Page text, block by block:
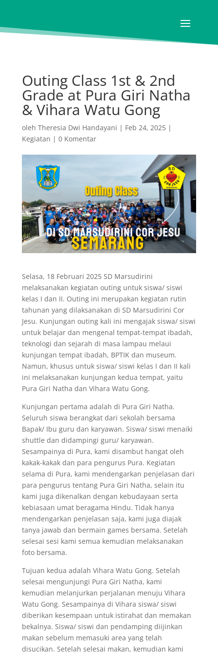
Outing Class 1st & 2nd
Grade at Pura Giri Natha
& Vihara Watu Gong
oleh Theresia Dwi Handayani | Feb 24, 2025|
Kegiatan | 0 Komentar
Selasa, 18 Februari 2025 SD Marsudirini
melaksanakan kegiatan outing untuk siswa/ siswi
kelas I dan II. Outing ini merupakan kegiatan rutin
tahunan yang dilaksanakan di SD Marsudirini Cor
Jesu. Kunjungan outing kali ini mengajak siswa/ siswi
untuk belajar dan mengenal tempat-tempat ibadah,
teknologi dan sejarah di masa lampau melaui
kunjungan tempat ibadah, BPTIK dan museum.
Namun, khusus untuk siswa/ siswi kelas I dan II kali
ini melaksanakan kunjungan kedua tempat, yaitu
Pura Giri Natha dan Vihara Watu Gong.
Kunjungan pertama adalah di Pura Giri Natha.
Seluruh siswa berangkat dari sekolah bersama
Bapak/ Ibu guru dan karyawan. Siswa/ siswi menaiki
shuttle dan didampingi guru/ karyawan.
Sesampainya di Pura, kami disambut hangat oleh
kakak-kakak dan para pengurus Pura. Kegiatan
selama di Pura, kami mendengarkan penjelasan dari
para pengurus tentang Pura Giri Natha, selain itu
kami juga dikenalkan dengan kebudayaan serta
kebiasaan umat beragama Hindu. Tidak hanya
mendengarkan penjelasan saja, kami juga diajak
tanya jawab dan bermain games bersama. Setelah
selesai sesi kami semua kemudian melaksanakan
foto bersama.
Tujuan kedua adalah Vihara Watu Gong. Setelah
selesai mengunjungi Pura Giri Natha, kami
kemudian melanjurkan perjalanan menuju Vihara
Watu Gong. Sesampainya di Vihara siswa/ siswi
diberikan kesempaan untuk istirahat dan memakan
bekalnya. Siswa/ siswi dan pendamping diijinkan
makan sebelum memasuki area yang telah
disucikan. Setelah selesai makan, kemudian kami